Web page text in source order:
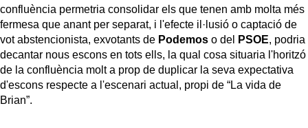
confluència permetria consolidar els que tenen amb molta més
fermesa que anant per separat, i l'efecte il·lusió o captació de
vot abstencionista, exvotants de Podemos o del PSOE, podria
decantar nous escons en tots ells, la qual cosa situaria l'horitzó
de la confluència molt a prop de duplicar la seva expectativa
d'escons respecte a l'escenari actual, propi de “La vida de
Brian”.